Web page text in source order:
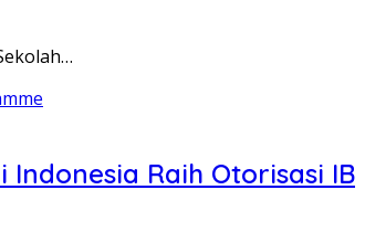
Raih Otorisasi IB